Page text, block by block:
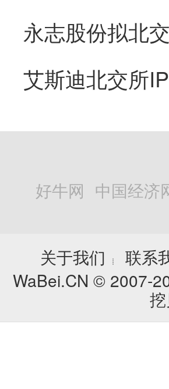
好牛网 中国经济
关于我们
┊ 联系
WaBei.CN © 2007-